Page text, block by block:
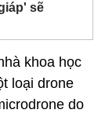
sẽ
khoa học
loại drone
do